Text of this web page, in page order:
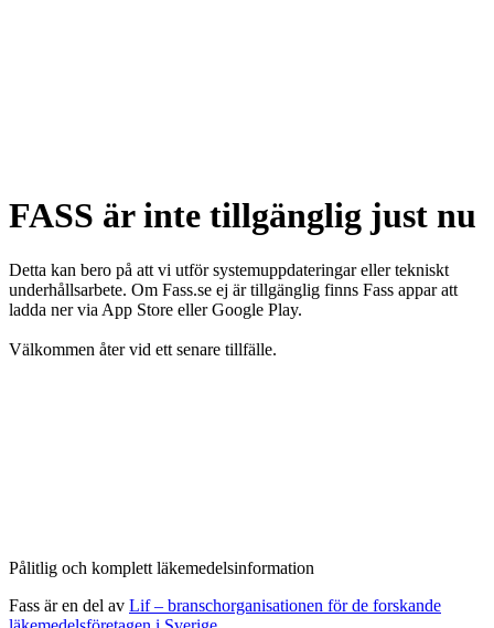
FASS är inte tillgänglig just nu
Detta kan bero på att vi utför systemuppdateringar eller tekniskt
underhållsarbete. Om Fass.se ej är tillgänglig finns Fass appar att
ladda ner via App Store eller Google Play.
Välkommen åter vid ett senare tillfälle.
Pålitlig och komplett läkemedelsinformation
Fass är en del av Lif – branschorganisationen för de forskande